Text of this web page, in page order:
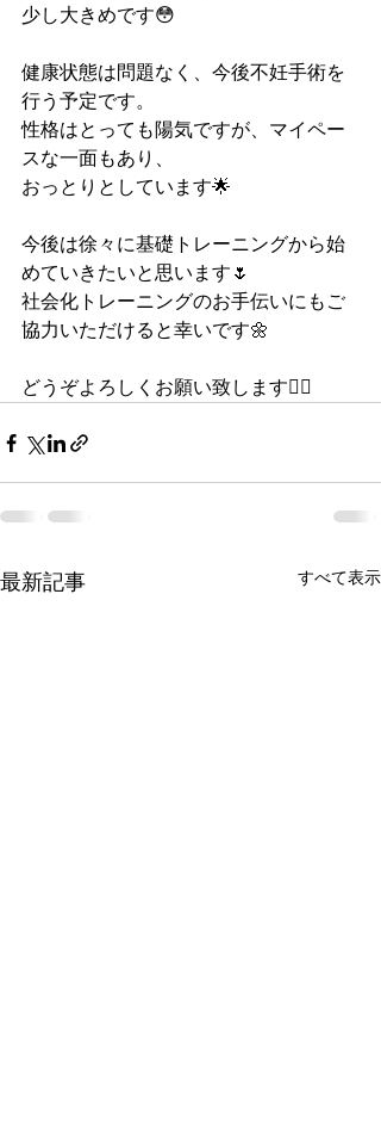
少し大きめです😳
健康状態は問題なく、今後不妊手術を
行う予定です。
性格はとっても陽気ですが、マイペー
スな一面もあり、
おっとりとしています🌟
今後は徐々に基礎トレーニングから始
めていきたいと思います🌷
社会化トレーニングのお手伝いにもご
協力いただけると幸いです🌼
どうぞよろしくお願い致します🙇‍♂️
最新記事 すべて表示